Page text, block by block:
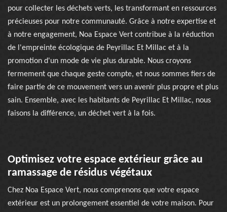
pour collecter les déchets verts, les transformant en ressources
précieuses pour notre communauté. Grâce à notre expertise et
à notre engagement, Noa Espace Vert contribue à la réduction
de l'empreinte écologique de Peyrillac Et Millac et à la
promotion d'un mode de vie plus durable. Nous croyons
fermement que chaque geste compte, et nous sommes fiers de
faire partie de ce mouvement vers un avenir plus propre et plus
sain. Ensemble, avec les habitants de Peyrillac Et Millac, nous
faisons la différence, un déchet vert à la fois.
Optimisez votre espace extérieur grâce au
ramassage de résidus végétaux
Chez Noa Espace Vert, nous comprenons que votre espace
extérieur est un prolongement essentiel de votre maison. Pour